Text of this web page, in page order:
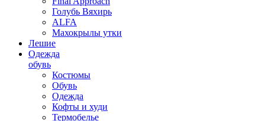
Голубь Вяхирь
ALFA
Махокрылы утки
Лешие
Одежда
обувь
Костюмы
Обувь
Одежда
Кофты и худи
Термобелье